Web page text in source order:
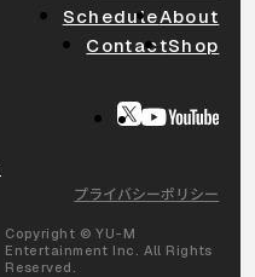
ScheduleAbout
ContactShop
プライバシーポリシー
Copyright © YU-M
Entertainment Inc. All Rights
Reserved.